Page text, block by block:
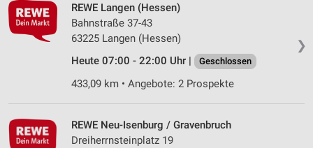
❯
REWE Langen (Hessen)
Bahnstraße 37-43
63225 Langen (Hessen)
Heute 07:00 - 22:00 Uhr |
Geschlossen
433,09 km • Angebote: 2 Prospekte
REWE Neu-Isenburg / Gravenbruch
Dreiherrnsteinplatz 19